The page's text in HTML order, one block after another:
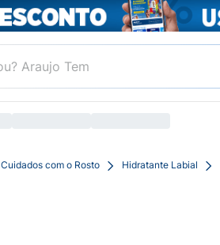
Cuidados com o Rosto Hidratante Labial